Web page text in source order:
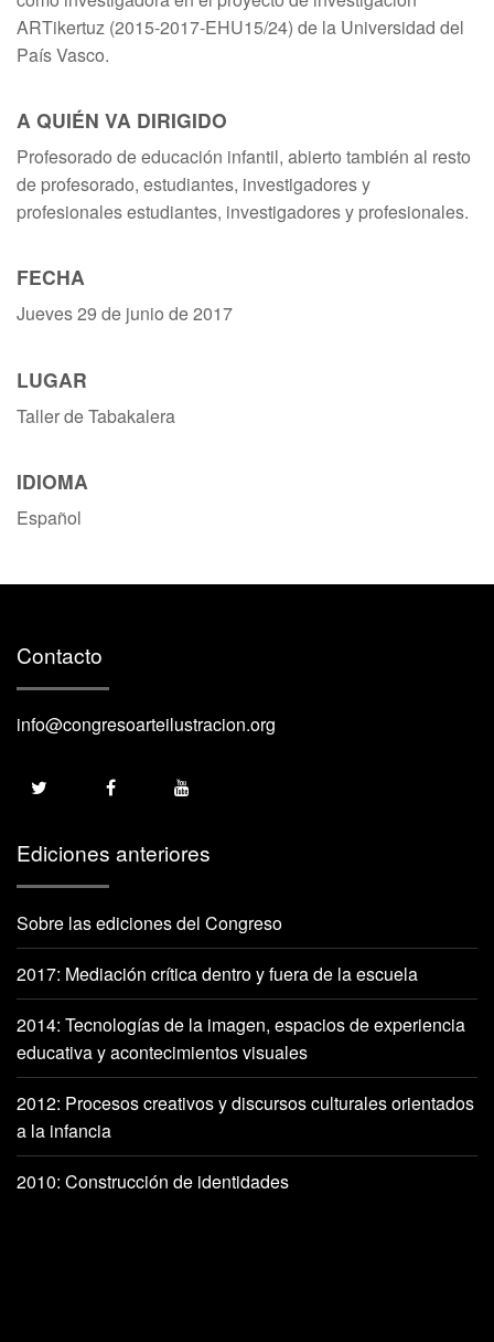
ARTikertuz (2015-2017-EHU15/24) de la Universidad del
País Vasco.
A QUIÉN VA DIRIGIDO
Profesorado de educación infantil, abierto también al resto
de profesorado, estudiantes, investigadores y
profesionales estudiantes, investigadores y profesionales.
FECHA
Jueves 29 de junio de 2017
LUGAR
Taller de Tabakalera
IDIOMA
Español
Contacto
info@congresoarteilustracion.org
Ediciones anteriores
Sobre las ediciones del Congreso
2017: Mediación crítica dentro y fuera de la escuela
2014: Tecnologías de la imagen, espacios de experiencia
educativa y acontecimientos visuales
2012: Procesos creativos y discursos culturales orientados
a la infancia
2010: Construcción de identidades